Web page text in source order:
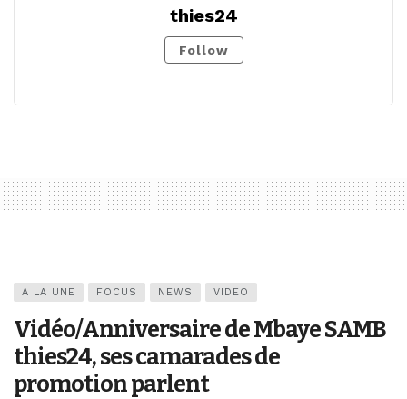
thies24
Follow
A LA UNE FOCUS NEWS VIDEO
Vidéo/Anniversaire de Mbaye SAMB
thies24, ses camarades de
promotion parlent